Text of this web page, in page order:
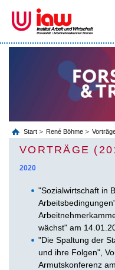
Start René Böhme
VORTRÄGE
2020
"Sozialwirtschaft in
wächst" am
"Die Spaltung der
und ihre Folgen",
Armutskonferenz